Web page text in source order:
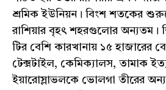
শ্রমিক ইউনিয়ন। বিংশ শতকের
রাশিয়ার বৃহৎ শহরগুলোর অন্যতম।
টির বেশি কারখানায় ১৫ হাজারের
টেক্সটাইল, কেমিক্যালস, তামাক
ইয়ারোস্লাভলকে ভোলগা তীরের